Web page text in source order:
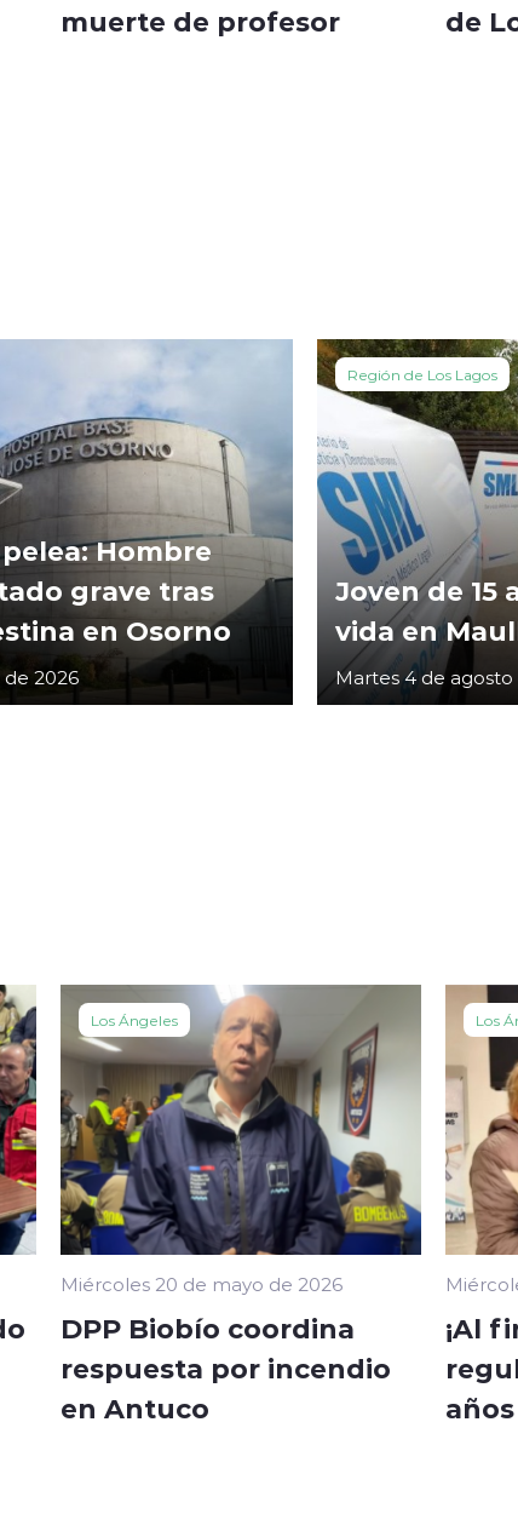
muerte de profesor
de
Hombre
grave tras
en Osorno
2026
Región de Los Lagos
Joven de 15
vida en
Martes 4 de agosto
Los Ángeles
Miércoles 20 de mayo de 2026
DPP Biobío coordina
respuesta por incendio
en Antuco
Los
¡Al